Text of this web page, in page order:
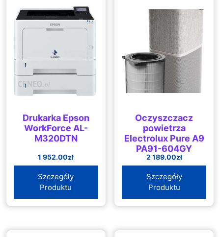
Drukarka Epson
WorkForce AL-
M320DTN
1 952.00zł
Szczegóły
Produktu
Oczyszczacz
powietrza
Electrolux Pure A9
PA91-604GY
2 189.00zł
Szczegóły
Produktu